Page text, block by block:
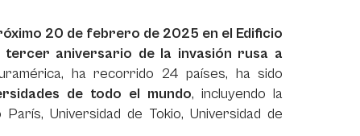
20 de febrero de 2025 en el Edificio
tercer aniversario de la invasión rusa a
ha recorrido 24 países, ha sido
de todo el mundo, incluyendo la
Universidad de Tokio, Universidad de